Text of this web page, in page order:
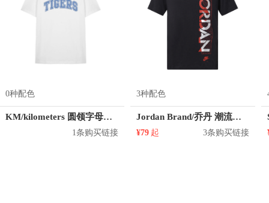
0种配色
KM/kilometers 圆领字母印花短袖T恤 M2X2108441
1条购买链接
3种配色
Jordan Brand/乔丹 潮流反光Ss Tee Black短袖T恤 CU1684
¥79 起 3条购买链接